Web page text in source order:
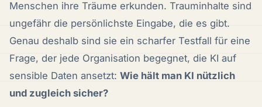
Menschen ihre Träume erkunden. Trauminhalte sind
ungefähr die persönlichste Eingabe, die es gibt.
Genau deshalb sind sie ein scharfer Testfall für eine
Frage, der jede Organisation begegnet, die KI auf
sensible Daten ansetzt: Wie hält man KI nützlich
und zugleich sicher?